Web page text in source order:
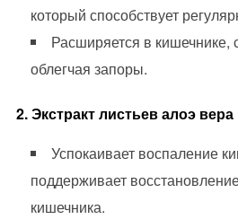
который способствует
Расширяется в кишечнике,
облегчая запоры.
2. Экстракт листьев алоэ вера
Успокаивает воспаление
поддерживает
кишечника.